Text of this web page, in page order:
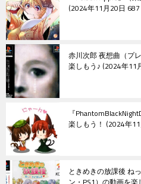
ン
2024年11月20日
赤川次郎 夜想曲（プ
楽しもう♪ 2024年11
『
楽しもう！ 2024年
ときめきの放課後 ね